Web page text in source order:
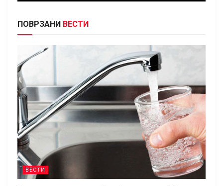
ПОВРЗАНИ ВЕСТИ
ВЕСТИ